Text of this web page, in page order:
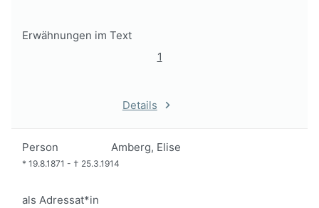
Erwähnungen im Text
1
Details
Person Amberg, Elise
* 19.8.1871 - † 25.3.1914
als Adressat*in